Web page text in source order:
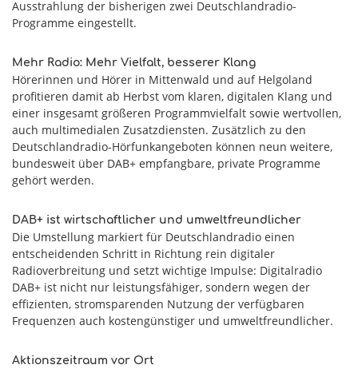
Ausstrahlung der bisherigen zwei Deutschlandradio-
Programme eingestellt.
Mehr Radio: Mehr Vielfalt, besserer Klang
Hörerinnen und Hörer in Mittenwald und auf Helgoland
profitieren damit ab Herbst vom klaren, digitalen Klang und
einer insgesamt größeren Programmvielfalt sowie wertvollen,
auch multimedialen Zusatzdiensten. Zusätzlich zu den
Deutschlandradio-Hörfunkangeboten können neun weitere,
bundesweit über DAB+ empfangbare, private Programme
gehört werden.
DAB+ ist wirtschaftlicher und umweltfreundlicher
Die Umstellung markiert für Deutschlandradio einen
entscheidenden Schritt in Richtung rein digitaler
Radioverbreitung und setzt wichtige Impulse: Digitalradio
DAB+ ist nicht nur leistungsfähiger, sondern wegen der
effizienten, stromsparenden Nutzung der verfügbaren
Frequenzen auch kostengünstiger und umweltfreundlicher.
Aktionszeitraum vor Ort